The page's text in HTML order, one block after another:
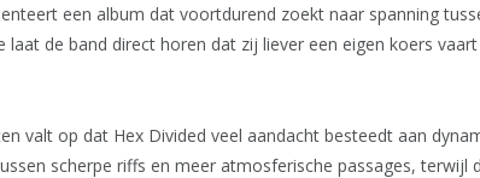
een album dat voortdurend zoekt naar spanning
laat de band direct horen dat zij liever een eigen koers
valt op dat Hex Divided veel aandacht besteedt aan
scherpe riffs en meer atmosferische passages, terwijl